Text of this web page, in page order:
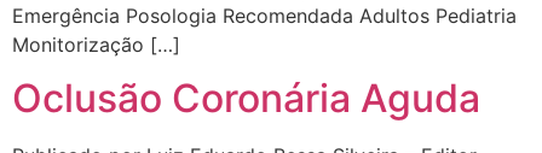
Emergência Posologia Recomendada Adultos Pediatria
Monitorização […]
Oclusão Coronária Aguda